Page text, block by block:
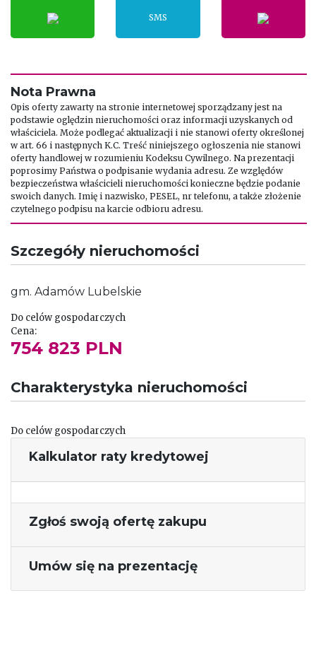
SMS
Nota Prawna
Opis oferty zawarty na stronie internetowej sporządzany jest na
podstawie oględzin nieruchomości oraz informacji uzyskanych od
właściciela. Może podlegać aktualizacji i nie stanowi oferty określonej
w art. 66 i następnych K.C. Treść niniejszego ogłoszenia nie stanowi
oferty handlowej w rozumieniu Kodeksu Cywilnego. Na prezentacji
poprosimy Państwa o podpisanie wydania adresu. Ze względów
bezpieczeństwa właścicieli nieruchomości konieczne będzie podanie
swoich danych. Imię i nazwisko, PESEL, nr telefonu, a także złożenie
czytelnego podpisu na karcie odbioru adresu.
Szczegóły nieruchomości
gm. Adamów Lubelskie
Do celów gospodarczych
Cena:
754 823 PLN
Charakterystyka nieruchomości
Do celów gospodarczych
Kalkulator raty kredytowej
Zgłoś swoją ofertę zakupu
Umów się na prezentację